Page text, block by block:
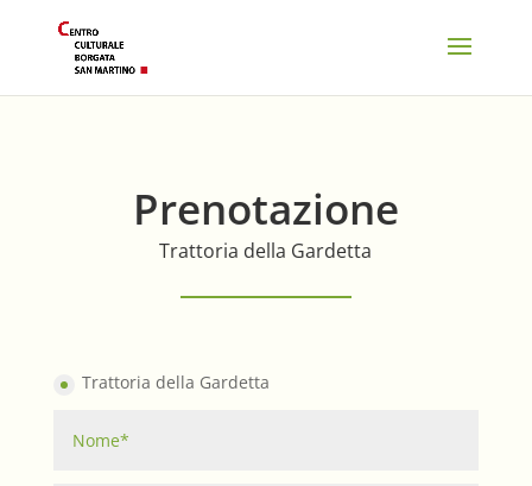
Prenotazione
Trattoria della Gardetta
Trattoria della Gardetta